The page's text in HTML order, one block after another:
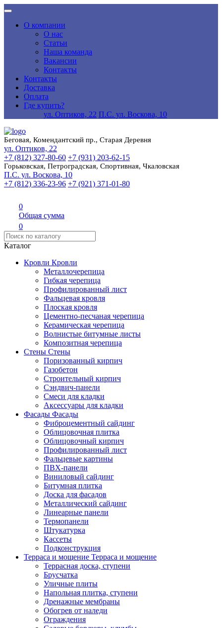
О компании
О нас
Статьи
Наша команда
Вакансии
Контакты
Контакты
Доставка
Оплата
Где купить?
ул. Оптиков, 22 П.С. ул. Воскова, 10
Беговая, Комендантский пр., Старая Деревня
ул. Оптиков, 22
+7 (812) 327-80-60 +7 (931) 203-62-15
Горьковская, Петроградская, Спортивная, Чкаловская
П.С. ул. Воскова, 10
+7 (812) 336-23-96 +7 (921) 371-01-80
0
Общая сумма
0
Каталог
Кровли Кровли
Металлочерепица
Гибкая черепица
Профилированный лист
Фальцевая кровля
Плоская кровля
Цементно-песчаная черепица
Керамическая черепица
Волнистые битумные листы
Композитная черепица
Стены Стены
Поризованный кирпич
Газобетон
Строительный кирпич
Сэндвич-панели
Смеси для кладки
Аксессуары для кладки
Фасады Фасады
Фиброцементный сайдинг
Облицовочная плитка
Облицовочный кирпич
Профилированный лист
Фальцевые картины
ПВХ-панели
Виниловый сайдинг
Битумная плитка
Доска для фасадов
Металлический сайдинг
Линеарные панели
Термопанели
Штукатурка
Кассеты
Подконструкция
Терраса и мощение Терраса и мощение
Террасная доска, ступени
Брусчатка
Уличные плиты
Напольная плитка, ступени
Дренажные мембраны
Обогрев от наледи
Ограждения